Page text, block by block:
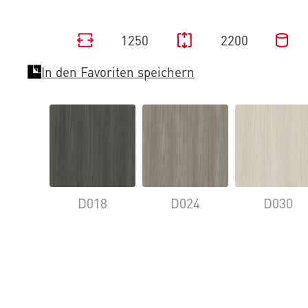
1250
2200
In den Favoriten speichern
D018 D024 D030